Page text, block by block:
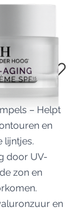
– Helpt
en
lijntjes.
door UV-
zon en
en